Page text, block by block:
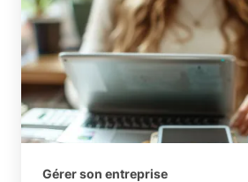
Gérer son entreprise